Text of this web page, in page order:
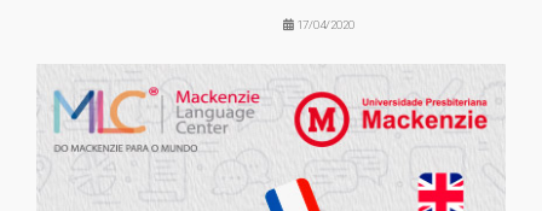
17/04/2020